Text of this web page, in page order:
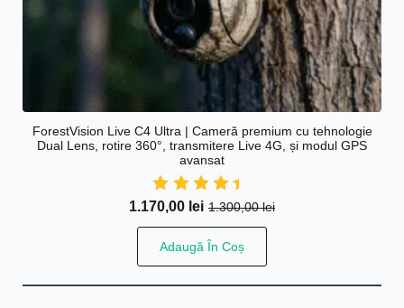
ForestVision Live C4 Ultra | Cameră premium cu tehnologie
Dual Lens, rotire 360°, transmitere Live 4G, și modul GPS
avansat
1.300,00lei
Prețul
inițial
a
fost:
1.300,00 lei.
1.170,00 leiPrețul
curent
este:
1.170,00 lei.
Adaugă În Coș